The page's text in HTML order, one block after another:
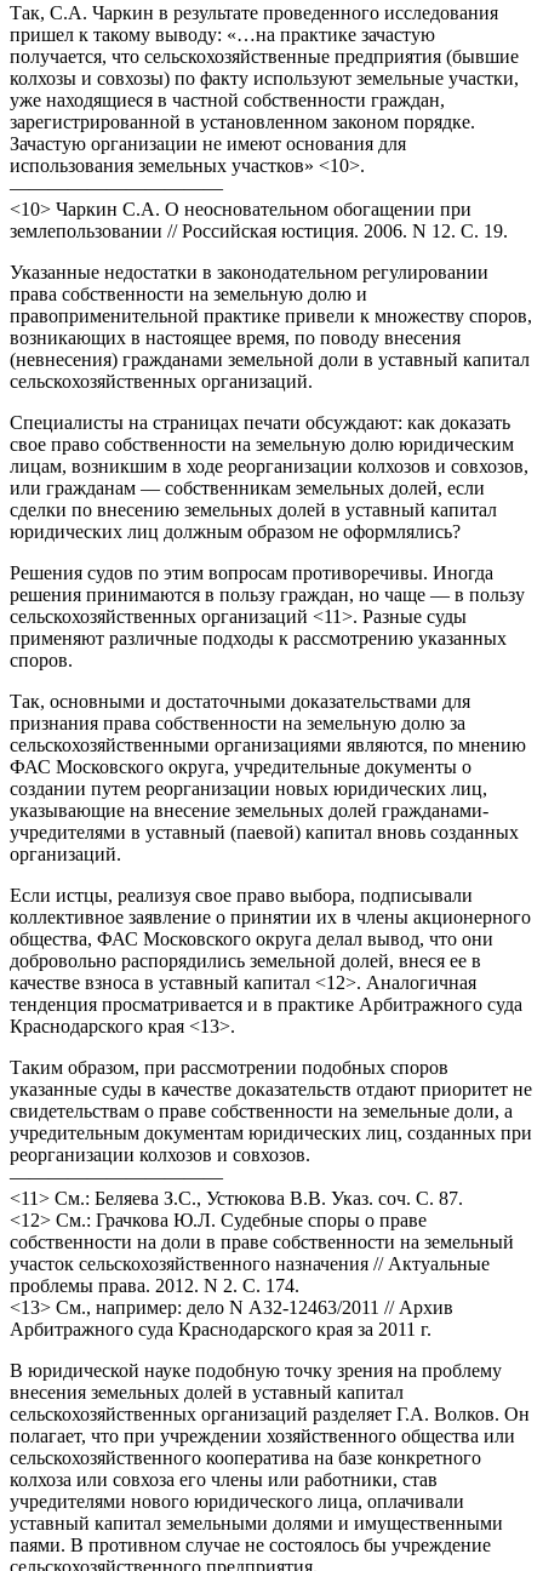
Так, С.А. Чаркин в результате проведенного исследования
пришел к такому выводу: «…на практике зачастую
получается, что сельскохозяйственные предприятия (бывшие
колхозы и совхозы) по факту используют земельные участки,
уже находящиеся в частной собственности граждан,
зарегистрированной в установленном законом порядке.
Зачастую организации не имеют основания для
использования земельных участков» <10>.
———————————
<10> Чаркин С.А. О неосновательном обогащении при
землепользовании // Российская юстиция. 2006. N 12. С. 19.
Указанные недостатки в законодательном регулировании
права собственности на земельную долю и
правоприменительной практике привели к множеству споров,
возникающих в настоящее время, по поводу внесения
(невнесения) гражданами земельной доли в уставный капитал
сельскохозяйственных организаций.
Специалисты на страницах печати обсуждают: как доказать
свое право собственности на земельную долю юридическим
лицам, возникшим в ходе реорганизации колхозов и совхозов,
или гражданам — собственникам земельных долей, если
сделки по внесению земельных долей в уставный капитал
юридических лиц должным образом не оформлялись?
Решения судов по этим вопросам противоречивы. Иногда
решения принимаются в пользу граждан, но чаще — в пользу
сельскохозяйственных организаций <11>. Разные суды
применяют различные подходы к рассмотрению указанных
споров.
Так, основными и достаточными доказательствами для
признания права собственности на земельную долю за
сельскохозяйственными организациями являются, по мнению
ФАС Московского округа, учредительные документы о
создании путем реорганизации новых юридических лиц,
указывающие на внесение земельных долей гражданами-
учредителями в уставный (паевой) капитал вновь созданных
организаций.
Если истцы, реализуя свое право выбора, подписывали
коллективное заявление о принятии их в члены акционерного
общества, ФАС Московского округа делал вывод, что они
добровольно распорядились земельной долей, внеся ее в
качестве взноса в уставный капитал <12>. Аналогичная
тенденция просматривается и в практике Арбитражного суда
Краснодарского края <13>.
Таким образом, при рассмотрении подобных споров
указанные суды в качестве доказательств отдают приоритет не
свидетельствам о праве собственности на земельные доли, а
учредительным документам юридических лиц, созданных при
реорганизации колхозов и совхозов.
———————————
<11> См.: Беляева З.С., Устюкова В.В. Указ. соч. С. 87.
<12> См.: Грачкова Ю.Л. Судебные споры о праве
собственности на доли в праве собственности на земельный
участок сельскохозяйственного назначения // Актуальные
проблемы права. 2012. N 2. С. 174.
<13> См., например: дело N А32-12463/2011 // Архив
Арбитражного суда Краснодарского края за 2011 г.
В юридической науке подобную точку зрения на проблему
внесения земельных долей в уставный капитал
сельскохозяйственных организаций разделяет Г.А. Волков. Он
полагает, что при учреждении хозяйственного общества или
сельскохозяйственного кооператива на базе конкретного
колхоза или совхоза его члены или работники, став
учредителями нового юридического лица, оплачивали
уставный капитал земельными долями и имущественными
паями. В противном случае не состоялось бы учреждение
сельскохозяйственного предприятия.